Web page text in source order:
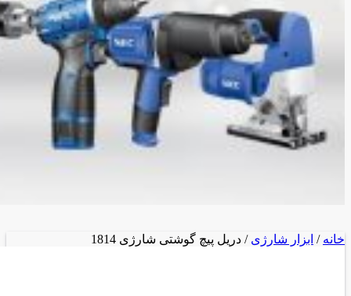
خانه / ابزار شارژی / دریل پیچ گوشتی شارژی 1814